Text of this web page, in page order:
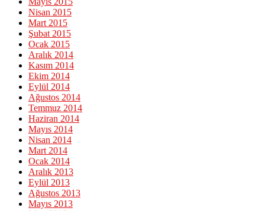
Nisan 2015
Mart 2015
Şubat 2015
Ocak 2015
Aralık 2014
Kasım 2014
Ekim 2014
Eylül 2014
Ağustos 2014
Temmuz 2014
Haziran 2014
Mayıs 2014
Nisan 2014
Mart 2014
Ocak 2014
Aralık 2013
Eylül 2013
Ağustos 2013
Mayıs 2013